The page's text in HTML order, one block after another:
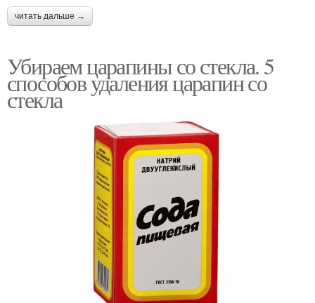
читать дальше →
Убираем царапины со стекла. 5
способов удаления царапин со
стекла